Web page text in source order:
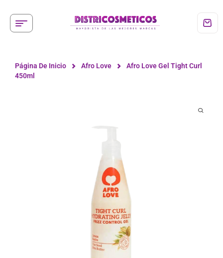
Página De Inicio Afro Love
Afro Love Gel Tight Curl
450ml